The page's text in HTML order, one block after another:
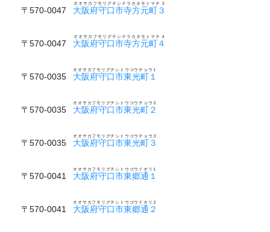
〒570-0047 大阪府守口市寺方元町３
オオサカフモリグチシテラカタモトマチ３
〒570-0047 大阪府守口市寺方元町４
オオサカフモリグチシテラカタモトマチ４
〒570-0035 大阪府守口市東光町１
オオサカフモリグチシトウコウチョウ１
〒570-0035 大阪府守口市東光町２
オオサカフモリグチシトウコウチョウ２
〒570-0035 大阪府守口市東光町３
オオサカフモリグチシトウコウチョウ３
〒570-0041 大阪府守口市東郷通１
オオサカフモリグチシトウゴウドオリ１
〒570-0041 大阪府守口市東郷通２
オオサカフモリグチシトウゴウドオリ２